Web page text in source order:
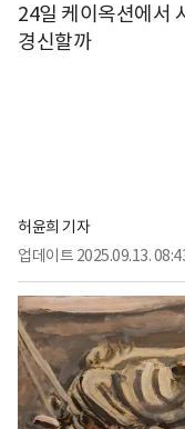
24일 케이옥션에서
경신할까
허윤희 기자
업데이트 2025.09.13.